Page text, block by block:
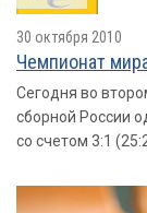
30 октября 2010
Чемпионат
Сегодня во
сборной России
со счетом 3:1